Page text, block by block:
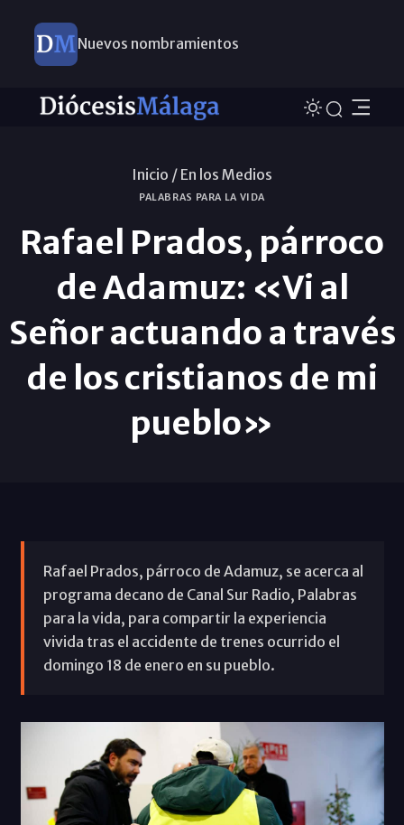
Nuevos nombramientos
Inicio / En los Medios
PALABRAS PARA LA VIDA
Rafael Prados, párroco
de Adamuz: «Vi al
Señor actuando a través
de los cristianos de mi
pueblo»
Rafael Prados, párroco de Adamuz, se acerca al
programa decano de Canal Sur Radio, Palabras
para la vida, para compartir la experiencia
vivida tras el accidente de trenes ocurrido el
domingo 18 de enero en su pueblo.